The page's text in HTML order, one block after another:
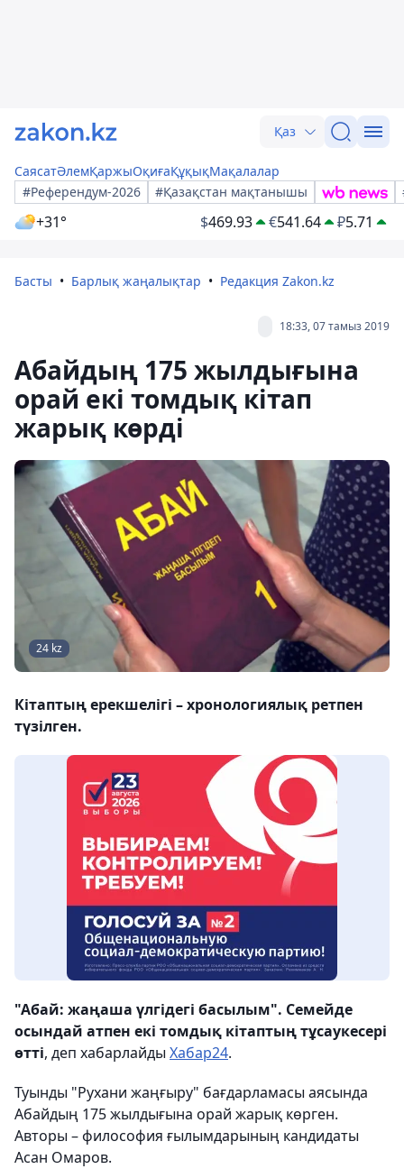
Қаз
СаясатӘлемҚаржыОқиғаҚұқықМақалалар
#Референдум-2026
#Қазақстан мақтанышы
+31° $469.93 €541.64 ₽5.71
Басты Барлық жаңалықтар Редакция Zakon.kz
18:33, 07 тамыз 2019
Абайдың 175 жылдығына
орай екі томдық кітап
жарық көрді
24 kz
Кітаптың ерекшелігі – хронологиялық ретпен
түзілген.
"Абай: жаңаша үлгідегі басылым". Семейде
осындай атпен екі томдық кітаптың тұсаукесері
өтті, деп хабарлайды Хабар24.
Туынды "Рухани жаңғыру" бағдарламасы аясында
Абайдың 175 жылдығына орай жарық көрген.
Авторы – философия ғылымдарының кандидаты
Асан Омаров.